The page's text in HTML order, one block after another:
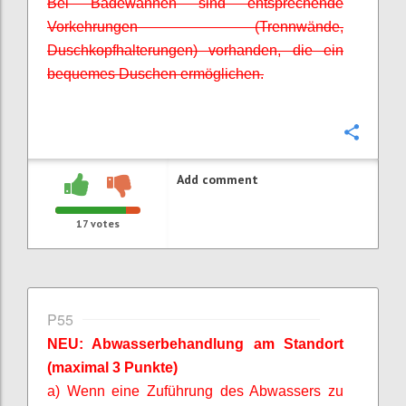
Vorkehrungen (Trennwände,
Duschkopfhalterungen) vorhanden, die ein
bequemes Duschen ermöglichen.
17 votes
Add comment
P55
NEU: Abwasserbehandlung am Standort
(maximal 3 Punkte)
a) Wenn eine Zuführung des Abwassers zu